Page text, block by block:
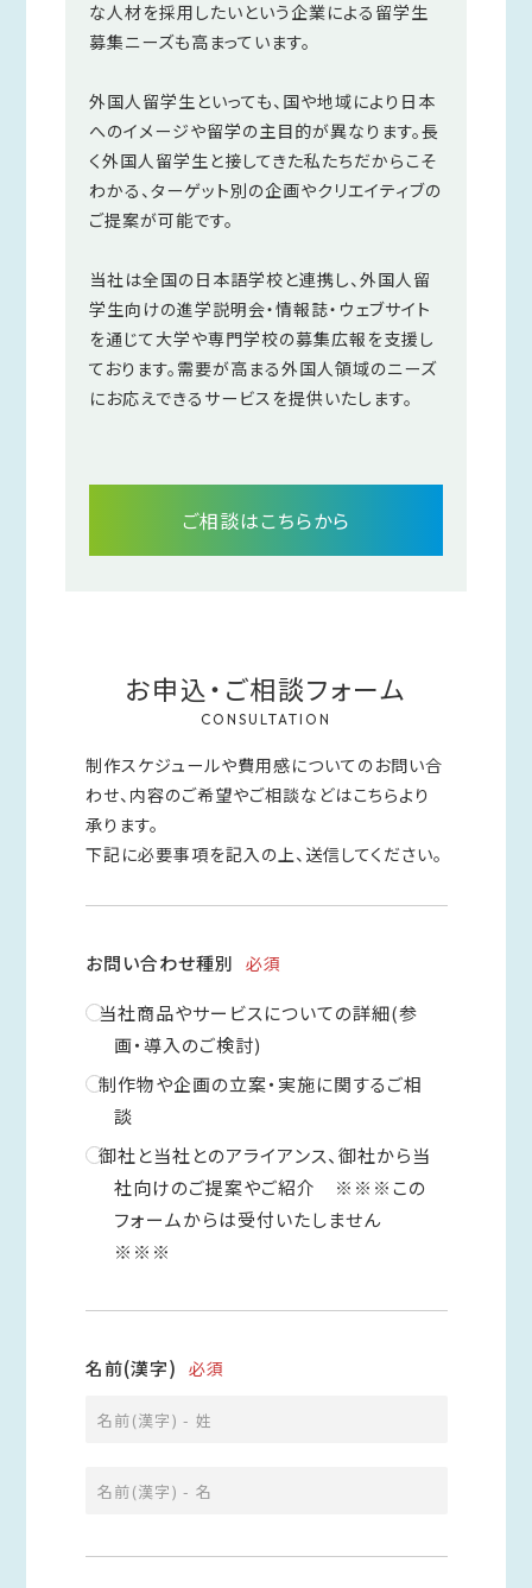
な人材を採用したいという企業による留学生
募集ニーズも高まっています。
外国人留学生といっても、国や地域により日本
へのイメージや留学の主目的が異なります。長
く外国人留学生と接してきた私たちだからこそ
わかる、ターゲット別の企画やクリエイティブの
ご提案が可能です。
当社は全国の日本語学校と連携し、外国人留
学生向けの進学説明会・情報誌・ウェブサイト
を通じて大学や専門学校の募集広報を支援し
ております。需要が高まる外国人領域のニーズ
にお応えできるサービスを提供いたします。
ご相談はこちらから
お申込・ご相談フォーム
CONSULTATION
制作スケジュールや費用感についてのお問い合
わせ、内容のご希望やご相談などはこちらより
承ります。
下記に必要事項を記入の上、送信してください。